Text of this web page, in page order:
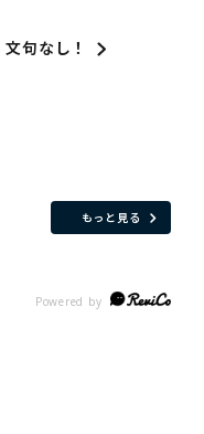
文句なし！
もっと見る